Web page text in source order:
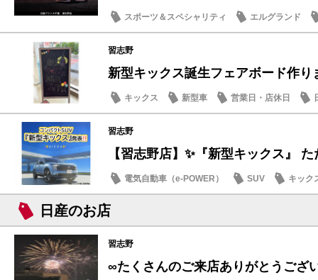
スポーツ＆スペシャリティ
エルグランド
話題の情報
習志野
新型キックス誕生フェアボード作り
キックス 新型車 営業日・店休日
習志野
【習志野店】✨『新型キックス』
電気自動車（e-POWER） SUV キック
日産のお店
習志野
∞たくさんのご来店ありがとうござ